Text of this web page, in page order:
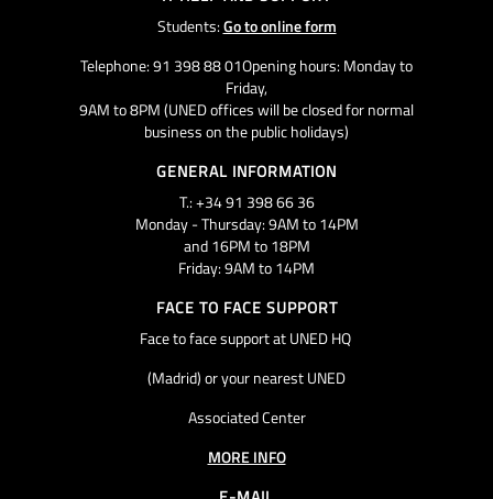
Students:Go to online form
Telephone: 91 398 88 01Opening hours: Monday to
Friday,
9AM to 8PM (UNED offices will be closed for normal
business on the public holidays)
GENERAL INFORMATION
T.: +34 91 398 66 36
Monday - Thursday: 9AM to 14PM
and 16PM to 18PM
Friday: 9AM to 14PM
FACE TO FACE SUPPORT
Face to face support at UNED HQ
(Madrid) or your nearest UNED
Associated Center
MORE INFO